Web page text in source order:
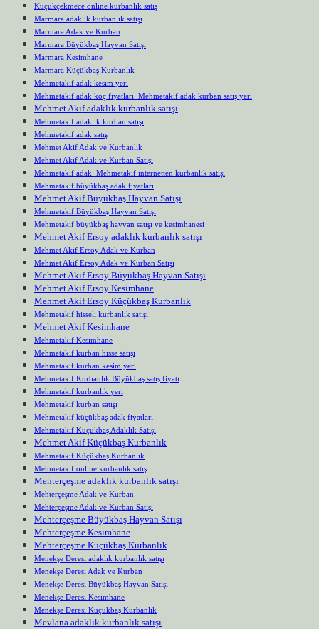
Küçükçekmece online kurbanlık satış
Marmara adaklık kurbanlık satışı
Marmara Adak ve Kurban
Marmara Büyükbaş Hayvan Satışı
Marmara Kesimhane
Marmara Küçükbaş Kurbanlık
Mehmetakif adak kesim yeri
Mehmetakif adak koç fiyatları Mehmetakif adak kurban satış yeri
Mehmet Akif adaklık kurbanlık satışı
Mehmetakif adaklık kurban satışı
Mehmetakif adak satış
Mehmet Akif Adak ve Kurbanlık
Mehmet Akif Adak ve Kurban Satışı
Mehmetakif adak Mehmetakif internetten kurbanlık satışı
Mehmetakif büyükbaş adak fiyatları
Mehmet Akif Büyükbaş Hayvan Satışı
Mehmetakif Büyükbaş Hayvan Satışı
Mehmetakif büyükbaş hayvan satışı ve kesimhanesi
Mehmet Akif Ersoy adaklık kurbanlık satışı
Mehmet Akif Ersoy Adak ve Kurban
Mehmet Akif Ersoy Adak ve Kurban Satışı
Mehmet Akif Ersoy Büyükbaş Hayvan Satışı
Mehmet Akif Ersoy Kesimhane
Mehmet Akif Ersoy Küçükbaş Kurbanlık
Mehmetakif hisseli kurbanlık satışı
Mehmet Akif Kesimhane
Mehmetakif Kesimhane
Mehmetakif kurban hisse satışı
Mehmetakif kurban kesim yeri
Mehmetakif Kurbanlık Büyükbaş satış fiyatı
Mehmetakif kurbanlık yeri
Mehmetakif kurban satışı
Mehmetakif küçükbaş adak fiyatları
Mehmetakif Küçükbaş Adaklık Satışı
Mehmet Akif Küçükbaş Kurbanlık
Mehmetakif Küçükbaş Kurbanlık
Mehmetakif online kurbanlık satış
Mehterçeşme adaklık kurbanlık satışı
Mehterçeşme Adak ve Kurban
Mehterçeşme Adak ve Kurban Satışı
Mehterçeşme Büyükbaş Hayvan Satışı
Mehterçeşme Kesimhane
Mehterçeşme Küçükbaş Kurbanlık
Menekşe Deresi adaklık kurbanlık satışı
Menekşe Deresi Adak ve Kurban
Menekşe Deresi Büyükbaş Hayvan Satışı
Menekşe Deresi Kesimhane
Menekşe Deresi Küçükbaş Kurbanlık
Mevlana adaklık kurbanlık satışı